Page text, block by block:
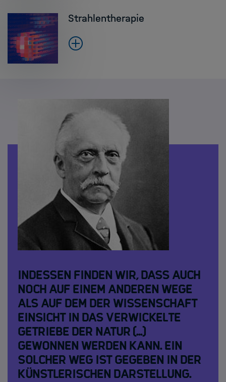
Strahlentherapie
Indessen finden wir, dass auch
noch auf einem anderen Wege
als auf dem der Wissenschaft
Einsicht in das verwickelte
Getriebe der Natur (...)
gewonnen werden kann. Ein
solcher Weg ist gegeben in der
künstlerischen Darstellung.